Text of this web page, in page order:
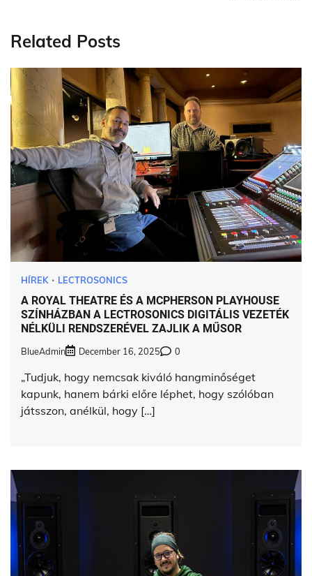
Related Posts
HÍREK LECTROSONICS
A ROYAL THEATRE ÉS A MCPHERSON PLAYHOUSE
SZÍNHÁZBAN A LECTROSONICS DIGITÁLIS VEZETÉK
NÉLKÜLI RENDSZERÉVEL ZAJLIK A MŰSOR
BlueAdmin December 16, 2025 0
„Tudjuk, hogy nemcsak kiváló hangminőséget
kapunk, hanem bárki előre léphet, hogy szólóban
játsszon, anélkül, hogy […]